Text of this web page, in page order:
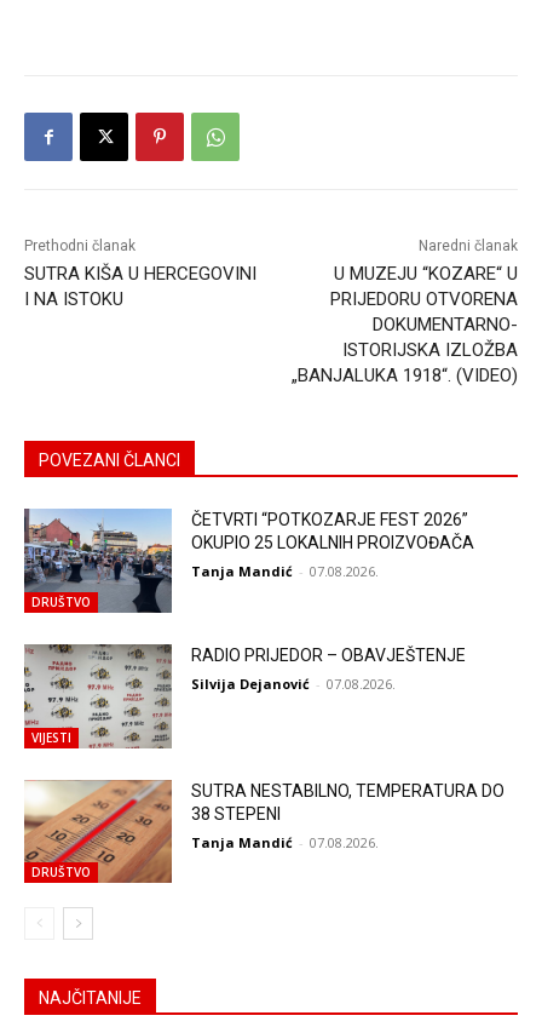
Prethodni članak
SUTRA KIŠA U HERCEGOVINI
I NA ISTOKU
Naredni članak
U MUZEJU “KOZARE“ U
PRIJEDORU OTVORENA
DOKUMENTARNO-
ISTORIJSKA IZLOŽBA
„BANJALUKA 1918“. (VIDEO)
POVEZANI ČLANCI
DRUŠTVO
ČETVRTI “POTKOZARJE FEST 2026”
OKUPIO 25 LOKALNIH PROIZVOĐAČA
Tanja Mandić - 07.08.2026.
VIJESTI
RADIO PRIJEDOR – OBAVJEŠTENJE
Silvija Dejanović - 07.08.2026.
DRUŠTVO
SUTRA NESTABILNO, TEMPERATURA DO
38 STEPENI
Tanja Mandić - 07.08.2026.
NAJČITANIJE